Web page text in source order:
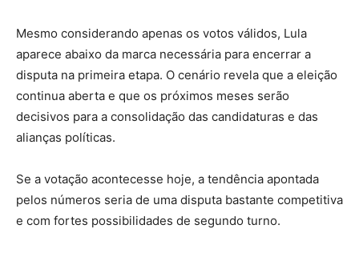
Mesmo considerando apenas os votos válidos, Lula
aparece abaixo da marca necessária para encerrar a
disputa na primeira etapa. O cenário revela que a eleição
continua aberta e que os próximos meses serão
decisivos para a consolidação das candidaturas e das
alianças políticas.
Se a votação acontecesse hoje, a tendência apontada
pelos números seria de uma disputa bastante competitiva
e com fortes possibilidades de segundo turno.